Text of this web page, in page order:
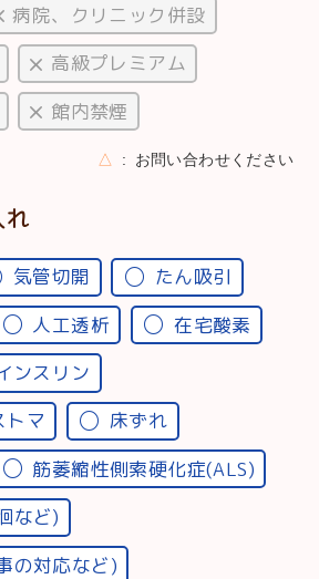
病院、クリニック併設
高級プレミアム
館内禁煙
△ お問い合わせください
気管切開
たん吸引
人工透析
在宅酸素
ンスリン
トマ
床ずれ
筋萎縮性側索硬化症(ALS)
など)
の対応など)